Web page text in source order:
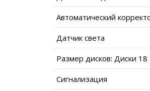
Автоматический
Датчик света
Размер дисков: Диски 18
Сигнализация